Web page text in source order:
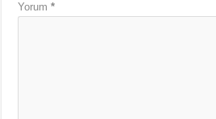
Yorum*